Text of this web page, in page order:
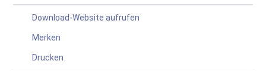
Download-Website aufrufen
Merken
Drucken